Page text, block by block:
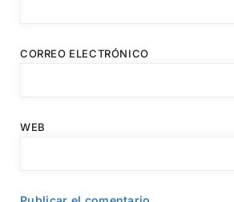
CORREO ELECTRÓNICO
WEB